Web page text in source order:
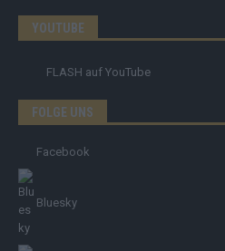
YOUTUBE
FLASH auf YouTube
FOLGE UNS
Facebook
Bluesky